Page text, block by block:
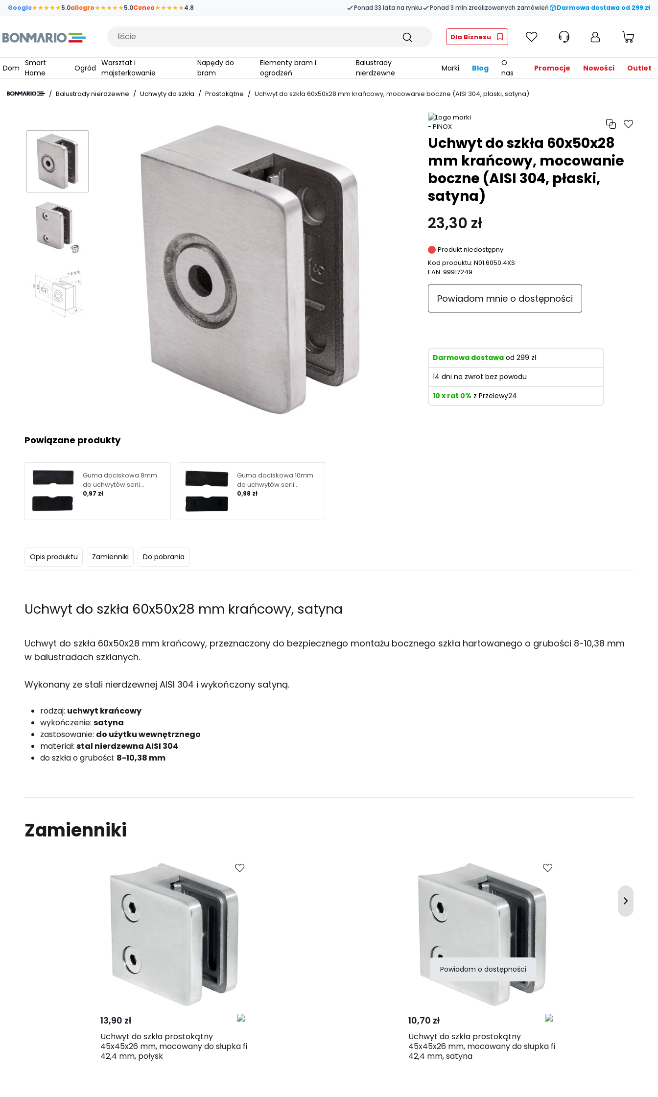
Przejdź do głównej zawartości strony
Google 5.0allegro 5.0Ceneo 4.8 Ponad 33 lata na rynku Ponad 3 mln zrealizowanych zamówień Darmowa dostawa od 299 zł
Wpisz czego szukasz Dla Biznesu
Dom
Smart
Home
Ogród
Warsztat i
majsterkowanie
Napędy do
bram
Elementy bram i
ogrodzeń
Balustrady
nierdzewne
Marki Blog
O
nas
Promocje Nowości Outlet
/ Balustrady nierdzewne / Uchwyty do szkła / Prostokątne / Uchwyt do szkła 60x50x28 mm krańcowy, mocowanie boczne (AISI 304, płaski, satyna)
Powiązane produkty
Guma dociskowa 8mm
do uchwytów serii
6050/6060
0,97 zł
Guma dociskowa 10mm
do uchwytów serii
6050/6060
0,98 zł
Opis produktu Zamienniki Do pobrania
Uchwyt do szkła 60x50x28 mm krańcowy, satyna
Uchwyt do szkła 60x50x28 mm krańcowy, przeznaczony do bezpiecznego montażu bocznego szkła hartowanego o grubości 8-10,38 mm
w balustradach szklanych.
Wykonany ze stali nierdzewnej AISI 304 i wykończony satyną.
rodzaj: uchwyt krańcowy
wykończenie: satyna
zastosowanie: do użytku wewnętrznego
materiał: stal nierdzewna AISI 304
do szkła o grubości: 8-10,38 mm
Zamienniki
Porównaj
13,90 zł
Uchwyt do szkła prostokątny
45x45x26 mm, mocowany do słupka fi
42,4 mm, połysk
Porównaj
Powiadom o dostępności
10,70 zł
Uchwyt do szkła prostokątny
45x45x26 mm, mocowany do słupka fi
42,4 mm, satyna
Uchwyt do szkła 60x50x28
mm krańcowy, mocowanie
boczne (AISI 304, płaski,
satyna)
23,30 zł
Produkt niedostępny
Kod produktu: N01.6050.4XS
EAN: 99917249
Powiadom mnie o dostępności
Darmowa dostawa od 299 zł
14 dni na zwrot bez powodu
10 x rat 0% z Przelewy24